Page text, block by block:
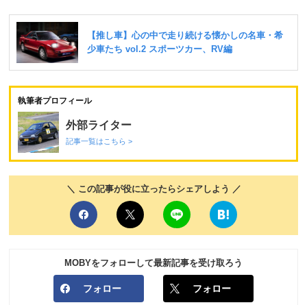
執筆者プロフィール
外部ライター
記事一覧はこちら >
＼ この記事が役に立ったらシェアしよう ／
MOBYをフォローして最新記事を受け取ろう
フォロー フォロー